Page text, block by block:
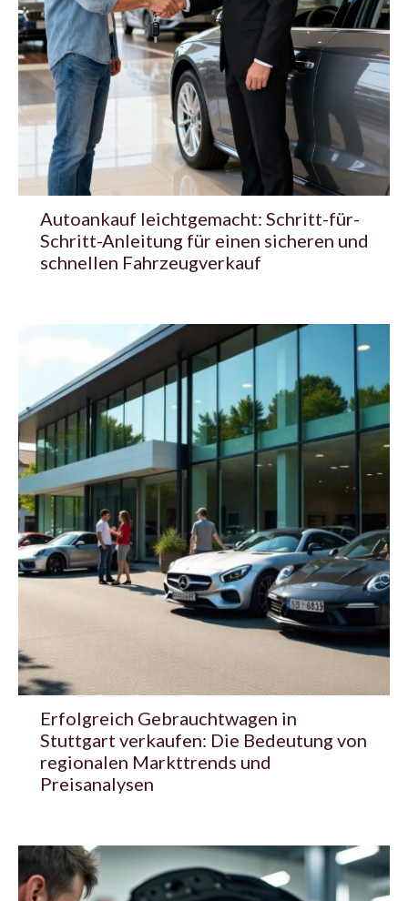
Autoankauf leichtgemacht: Schritt-für-
Schritt-Anleitung für einen sicheren und
schnellen Fahrzeugverkauf
Erfolgreich Gebrauchtwagen in
Stuttgart verkaufen: Die Bedeutung von
regionalen Markttrends und
Preisanalysen